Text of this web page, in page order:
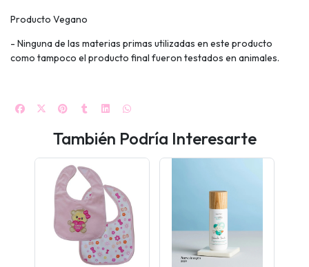
Producto Vegano
- Ninguna de las materias primas utilizadas en este producto
como tampoco el producto final fueron testados en animales.
También Podría Interesarte